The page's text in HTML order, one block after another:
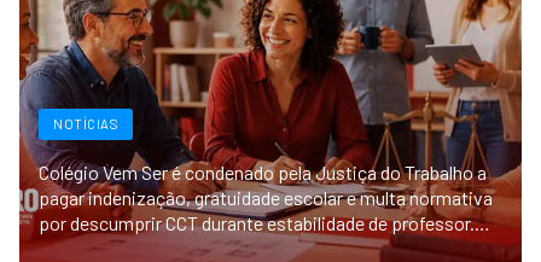
NOTÍCIAS
Colégio Vem Ser é condenado pela Justiça do Trabalho a
pagar indenização, gratuidade escolar e multa normativa
por descumprir CCT durante estabilidade de professor.
Sinpro Rio Preto.